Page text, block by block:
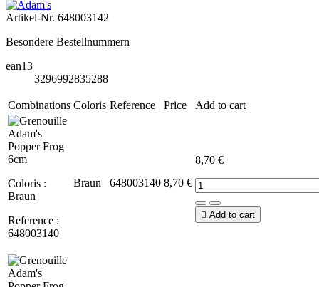
Artikel-Nr. 648003142
Besondere Bestellnummern
ean13
3296992835288
Combinations Coloris Reference Price Add to cart
Coloris :
Braun
Reference :
648003140
Braun 648003140 8,70 €
8,70 €
 Add to cart